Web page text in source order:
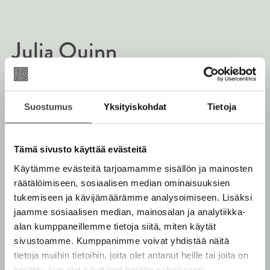
Suostumus Yksityiskohdat Tietoja
Tämä sivusto käyttää evästeitä
Käytämme evästeitä tarjoamamme sisällön ja mainosten
räätälöimiseen, sosiaalisen median ominaisuuksien
tukemiseen ja kävijämäärämme analysoimiseen. Lisäksi
jaamme sosiaalisen median, mainosalan ja analytiikka-
alan kumppaneillemme tietoja siitä, miten käytät
sivustoamme. Kumppanimme voivat yhdistää näitä
tietoja muihin tietoihin, joita olet antanut heille tai joita on
n
e
e
n
Julia Quinn
taidehistoriaa Harvardissa ja päätti sen jälkeen ryhtyä
lääkäriksi. Hän ehti kuitenkin saada
Quinnin romanttiset historialliset romaanit, joista
maailmanmenestyksiä. Bridgerton-kirjoihin perustuva
tv-sarja on Netflixin historian katsotuimpia.
Lue lisää tekijästä
J
u
l
i